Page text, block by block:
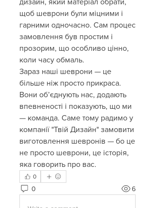
дизайн, який матеріал обрати,
щоб шеврони були міцними і
гарними одночасно. Сам процес
замовлення був простим і
прозорим, що особливо цінно,
коли часу обмаль.
Зараз наші шеврони — це
більше ніж просто прикраса.
Вони об’єднують нас, додають
впевненості і показують, що ми
— команда. Саме тому радимо у
компанії "Твій Дизайн" замовити
виготовлення шевронів — бо це
не просто шеврони, це історія,
яка говорить про вас.
0
0 6